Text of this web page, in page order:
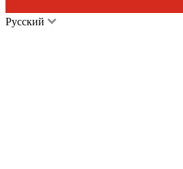
Русский